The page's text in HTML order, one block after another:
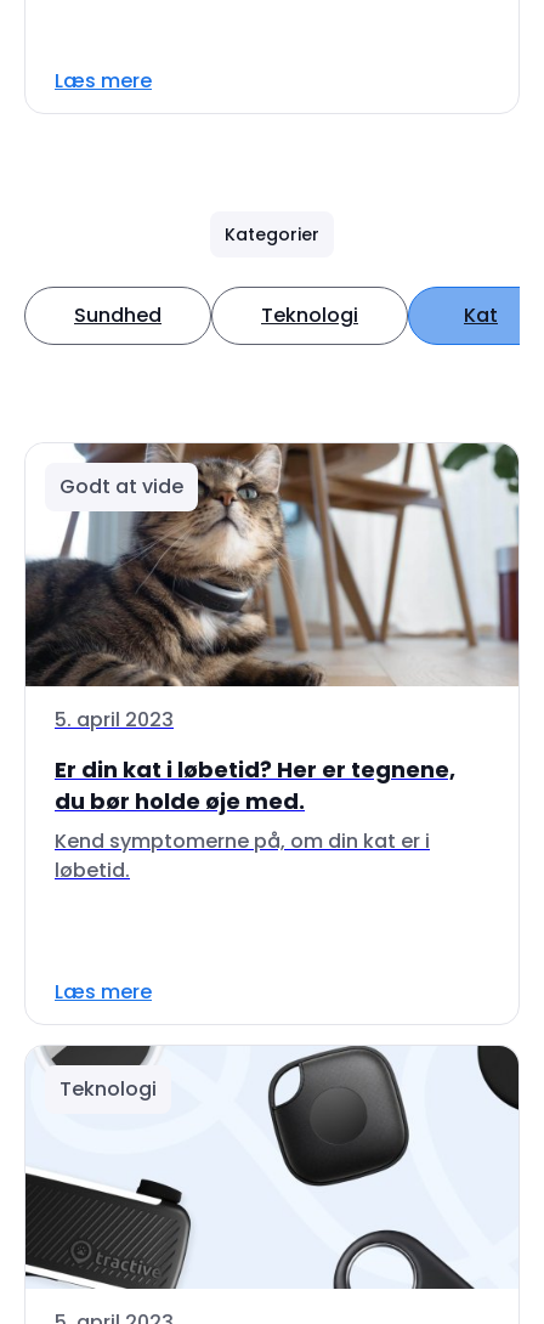
Læs mere
Kategorier
Sundhed Teknologi Kat
Godt at vide
5. april 2023
Er din kat i løbetid? Her er tegnene,
du bør holde øje med.
Kend symptomerne på, om din kat er i
løbetid.
Læs mere
Teknologi